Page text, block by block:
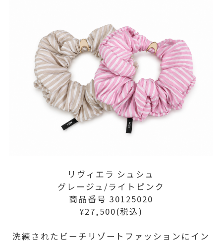
リヴィエラ シュシュ
グレージュ/ライトピンク
商品番号 30125020
¥27,500(税込)
洗練されたビーチリゾートファッションにイン